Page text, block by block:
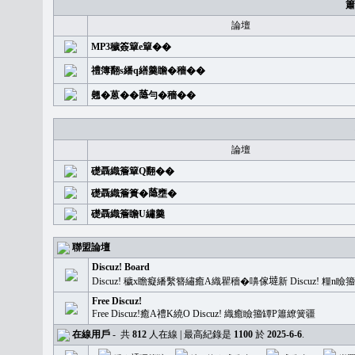
論壇
MP3穢簽簞e簞��
禮簿翻s繙q繕羹瞻�穡��
翹�蒽��𦻕勻�穡��
論壇
礎聶織簷簞Q翻��
礎聶織簷簣�𦻕壅�
礎聶織簷瞻U繡羹
聯盟論壇
Discuz! Board
Discuz! 穢x瞻癡繙繫簪繡癒A織瞿穡�嚊傢𡐿新 Discuz! 糧n
Free Discuz!
Free Discuz!癒A禮K繞O Discuz! 織癒瞼籀罈P簫繚簧疆
在線用戶 - 共 812 人在線 | 最高紀錄是 1100 於 2025-6-6.